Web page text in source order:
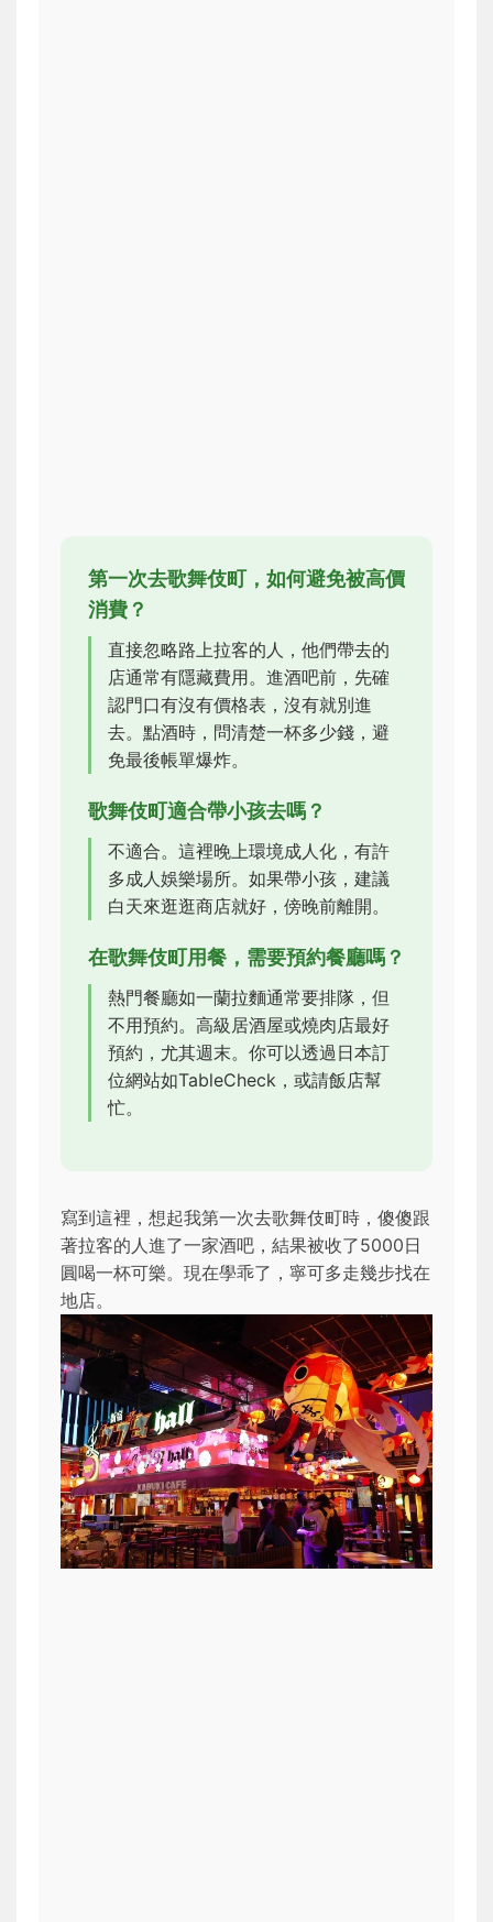
第一次去歌舞伎町，如何避免被高價
消費？
直接忽略路上拉客的人，他們帶去的
店通常有隱藏費用。進酒吧前，先確
認門口有沒有價格表，沒有就別進
去。點酒時，問清楚一杯多少錢，避
免最後帳單爆炸。
歌舞伎町適合帶小孩去嗎？
不適合。這裡晚上環境成人化，有許
多成人娛樂場所。如果帶小孩，建議
白天來逛逛商店就好，傍晚前離開。
在歌舞伎町用餐，需要預約餐廳嗎？
熱門餐廳如一蘭拉麵通常要排隊，但
不用預約。高級居酒屋或燒肉店最好
預約，尤其週末。你可以透過日本訂
位網站如TableCheck，或請飯店幫
忙。
寫到這裡，想起我第一次去歌舞伎町時，傻傻跟
著拉客的人進了一家酒吧，結果被收了5000日
圓喝一杯可樂。現在學乖了，寧可多走幾步找在
地店。